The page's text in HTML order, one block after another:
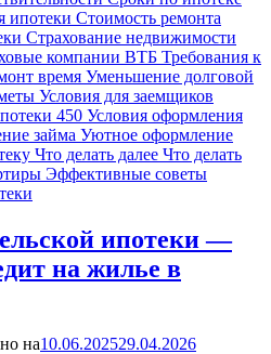
ипотеки Стоимость ремонта
Страхование недвижимости
компании ВТБ Требования к
время Уменьшение долговой
Условия для заемщиков
450 Условия оформления
займа Уютное оформление
Что делать далее Что делать
Эффективные советы
ипотеки —
на жилье в
на10.06.202529.04.2026